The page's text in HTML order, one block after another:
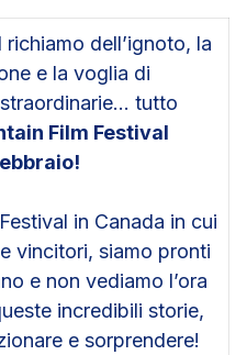
richiamo dell’ignoto, la
e la voglia di
tutto
Film Festival
in Canada in cui
vincitori, siamo pronti
e non vediamo l’ora
incredibili storie,
e sorprendere!